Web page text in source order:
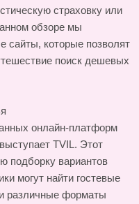
страховку или
обзоре мы
сайты, которые позволят
поиск дешевых
онлайн-платформ
TVIL. Этот
подборку вариантов
могут найти гостевые
различные форматы